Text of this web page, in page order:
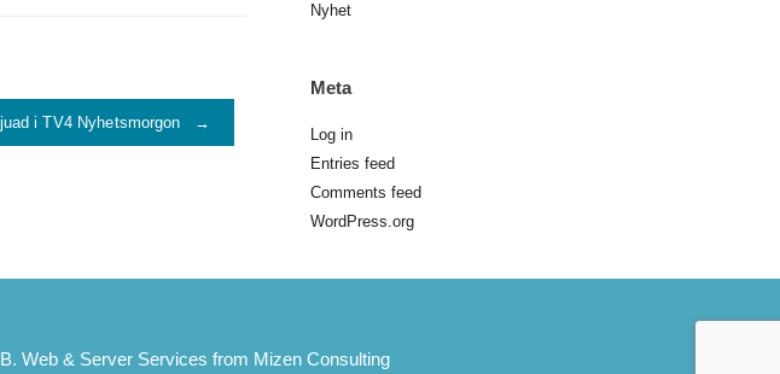
i TV4 Nyhetsmorgon →
Nyhet
Meta
Log in
Entries feed
Comments feed
WordPress.org
Web & Server Services from Mizen Consulting